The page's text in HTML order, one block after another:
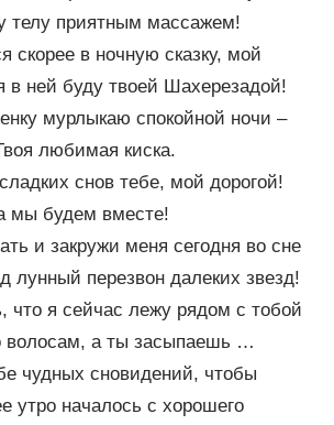
телу приятным массажем!
скорее в ночную сказку, мой
в ней буду твоей Шахерезадой!
мурлыкаю спокойной ночи –
любимая киска.
снов тебе, мой дорогой!
мы будем вместе!
и закружи меня сегодня во сне
лунный перезвон далеких звезд!
что я сейчас лежу рядом с тобой
волосам, а ты засыпаешь …
чудных сновидений, чтобы
утро началось с хорошего